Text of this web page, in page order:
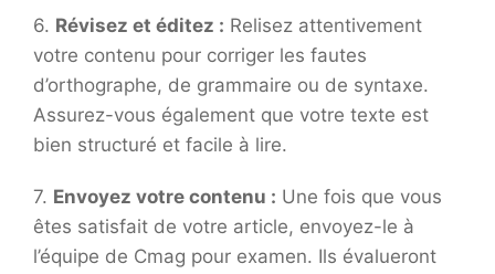
6. Révisez et éditez : Relisez attentivement
votre contenu pour corriger les fautes
d’orthographe, de grammaire ou de syntaxe.
Assurez-vous également que votre texte est
bien structuré et facile à lire.
7. Envoyez votre contenu : Une fois que vous
êtes satisfait de votre article, envoyez-le à
l’équipe de Cmag pour examen. Ils évalueront